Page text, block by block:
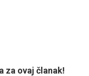
za ovaj članak!